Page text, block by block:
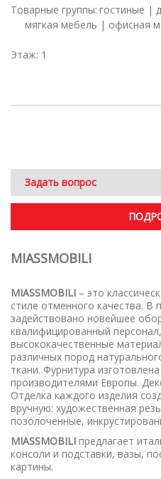
Товарные группы: гостиные |
мягкая мебель | офисная
Этаж: 1
Задать вопрос
MIASSMOBILI
MIASSMOBILI – это
стиле отменного качества. В
задействовано новейшее
квалифицированный
высококачественные
различных пород
ткани. Фурнитура
производителями Европы.
Отделка каждого изделия
вручную: художественная
позолоченные,
MIASSMOBILI предлагает
консоли и подставки, вазы,
картины.